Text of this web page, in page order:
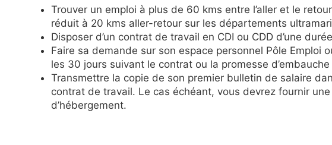
Trouver un emploi à plus de 60 kms entre l’aller et le
réduit à 20 kms aller-retour sur les départements
Disposer d’un contrat de travail en CDI ou CDD d’une
Faire sa demande sur son espace personnel Pôle Emploi
les 30 jours suivant le contrat ou la promesse d’embauche
Transmettre la copie de son premier bulletin de salaire
contrat de travail. Le cas échéant, vous devrez fournir
d’hébergement.